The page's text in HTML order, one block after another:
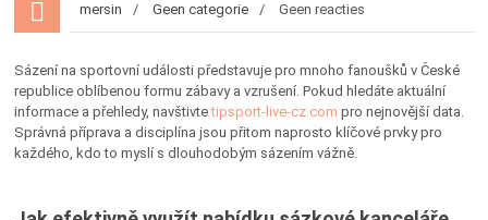
mersin Geen categorie Geen reacties
Sázení na sportovní události představuje pro mnoho fanoušků v České
republice oblíbenou formu zábavy a vzrušení. Pokud hledáte aktuální
informace a přehledy, navštivtetipsport-live-cz.com pro nejnovější data.
Správná příprava a disciplína jsou přitom naprosto klíčové prvky pro
každého, kdo to myslí s dlouhodobým sázením vážně.